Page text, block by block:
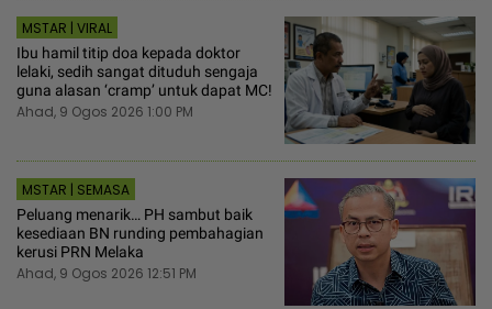
MSTAR | VIRAL
Ibu hamil titip doa kepada doktor
lelaki, sedih sangat dituduh sengaja
guna alasan ‘cramp’ untuk dapat MC!
Ahad, 9 Ogos 2026 1:00 PM
MSTAR | SEMASA
Peluang menarik… PH sambut baik
kesediaan BN runding pembahagian
kerusi PRN Melaka
Ahad, 9 Ogos 2026 12:51 PM